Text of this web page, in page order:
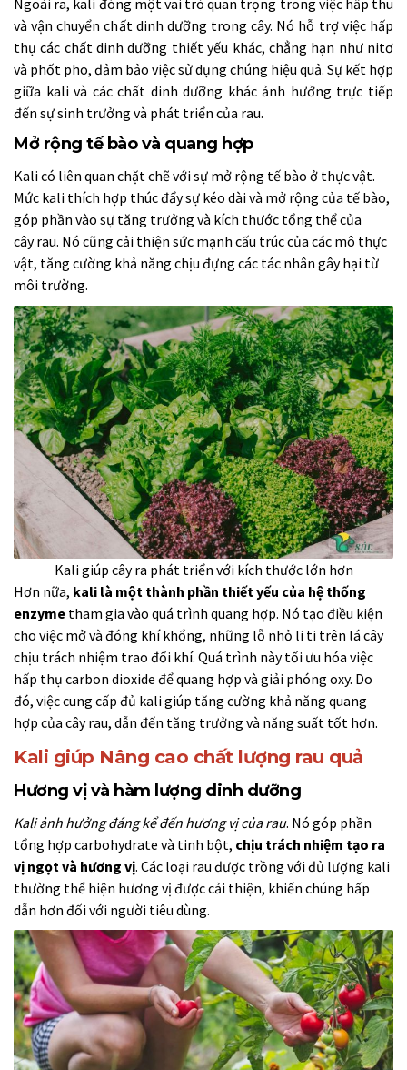
và vận chuyển chất dinh dưỡng trong cây. Nó hỗ trợ việc hấp
thụ các chất dinh dưỡng thiết yếu khác, chẳng hạn như nitơ
và phốt pho, đảm bảo việc sử dụng chúng hiệu quả. Sự kết hợp
giữa kali và các chất dinh dưỡng khác ảnh hưởng trực tiếp
đến sự sinh trưởng và phát triển của rau.
Mở rộng tế bào và quang hợp
Kali có liên quan chặt chẽ với sự mở rộng tế bào ở thực vật.
Mức kali thích hợp thúc đẩy sự kéo dài và mở rộng của tế bào,
góp phần vào sự tăng trưởng và kích thước tổng thể của
cây rau. Nó cũng cải thiện sức mạnh cấu trúc của các mô thực
vật, tăng cường khả năng chịu đựng các tác nhân gây hại từ
môi trường.
Kali giúp cây ra phát triển với kích thước lớn hơn
Hơn nữa, kali là một thành phần thiết yếu của hệ thống
enzyme tham gia vào quá trình quang hợp. Nó tạo điều kiện
cho việc mở và đóng khí khổng, những lỗ nhỏ li ti trên lá cây
chịu trách nhiệm trao đổi khí. Quá trình này tối ưu hóa việc
hấp thụ carbon dioxide để quang hợp và giải phóng oxy. Do
đó, việc cung cấp đủ kali giúp tăng cường khả năng quang
hợp của cây rau, dẫn đến tăng trưởng và năng suất tốt hơn.
Kali giúp Nâng cao chất lượng rau quả
Hương vị và hàm lượng dinh dưỡng
Kali ảnh hưởng đáng kể đến hương vị của rau. Nó góp phần
tổng hợp carbohydrate và tinh bột, chịu trách nhiệm tạo ra
vị ngọt và hương vị. Các loại rau được trồng với đủ lượng kali
thường thể hiện hương vị được cải thiện, khiến chúng hấp
dẫn hơn đối với người tiêu dùng.